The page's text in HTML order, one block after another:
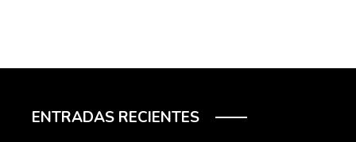
ENTRADAS RECIENTES